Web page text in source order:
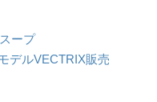
ープ
デルVECTRIX販売